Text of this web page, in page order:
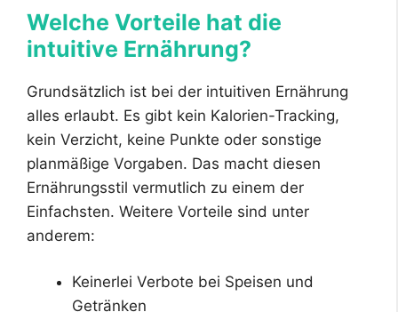
Welche Vorteile hat die
intuitive Ernährung?
Grundsätzlich ist bei der intuitiven Ernährung
alles erlaubt. Es gibt kein Kalorien-Tracking,
kein Verzicht, keine Punkte oder sonstige
planmäßige Vorgaben. Das macht diesen
Ernährungsstil vermutlich zu einem der
Einfachsten. Weitere Vorteile sind unter
anderem:
Keinerlei Verbote bei Speisen und
Getränken